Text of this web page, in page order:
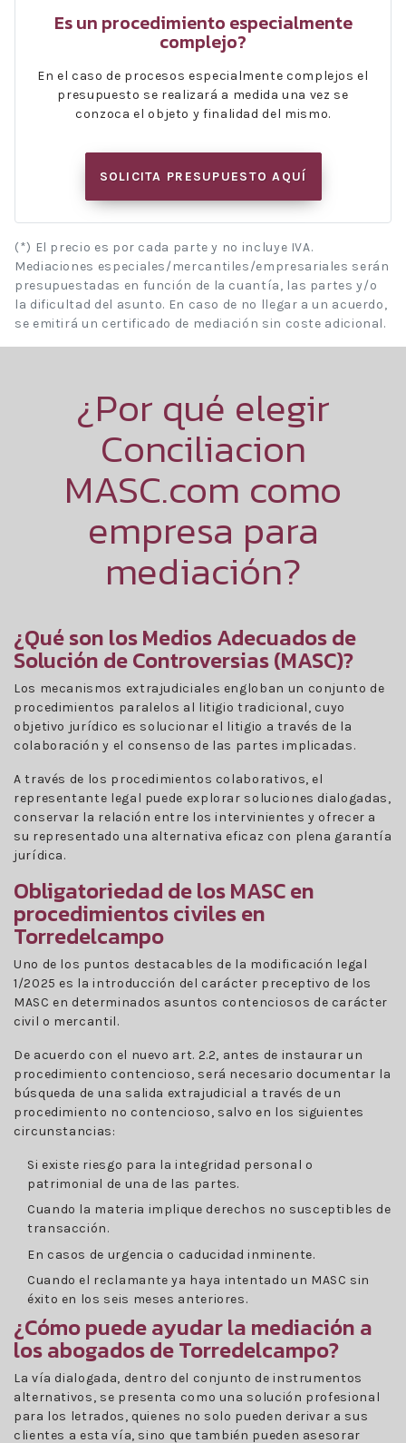
Es un procedimiento especialmente
complejo?
En el caso de procesos especialmente complejos el
presupuesto se realizará a medida una vez se
conzoca el objeto y finalidad del mismo.
SOLICITA PRESUPUESTO AQUÍ
(*) El precio es por cada parte y no incluye IVA.
Mediaciones especiales/mercantiles/empresariales serán
presupuestadas en función de la cuantía, las partes y/o
la dificultad del asunto. En caso de no llegar a un acuerdo,
se emitirá un certificado de mediación sin coste adicional.
¿Por qué elegir
Conciliacion
MASC.com como
empresa para
mediación?
¿Qué son los Medios Adecuados de
Solución de Controversias (MASC)?
Los mecanismos extrajudiciales engloban un conjunto de
procedimientos paralelos al litigio tradicional, cuyo
objetivo jurídico es solucionar el litigio a través de la
colaboración y el consenso de las partes implicadas.
A través de los procedimientos colaborativos, el
representante legal puede explorar soluciones dialogadas,
conservar la relación entre los intervinientes y ofrecer a
su representado una alternativa eficaz con plena garantía
jurídica.
Obligatoriedad de los MASC en
procedimientos civiles en
Torredelcampo
Uno de los puntos destacables de la modificación legal
1/2025 es la introducción del carácter preceptivo de los
MASC en determinados asuntos contenciosos de carácter
civil o mercantil.
De acuerdo con el nuevo art. 2.2, antes de instaurar un
procedimiento contencioso, será necesario documentar la
búsqueda de una salida extrajudicial a través de un
procedimiento no contencioso, salvo en los siguientes
circunstancias:
Si existe riesgo para la integridad personal o
patrimonial de una de las partes.
Cuando la materia implique derechos no susceptibles de
transacción.
En casos de urgencia o caducidad inminente.
Cuando el reclamante ya haya intentado un MASC sin
éxito en los seis meses anteriores.
¿Cómo puede ayudar la mediación a
los abogados de Torredelcampo?
La vía dialogada, dentro del conjunto de instrumentos
alternativos, se presenta como una solución profesional
para los letrados, quienes no solo pueden derivar a sus
clientes a esta vía, sino que también pueden asesorar